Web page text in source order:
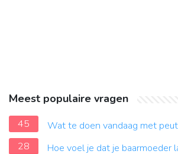
Meest populaire vragen
45
Wat te doen vandaag met
28
Hoe voel je dat je baarmoeder